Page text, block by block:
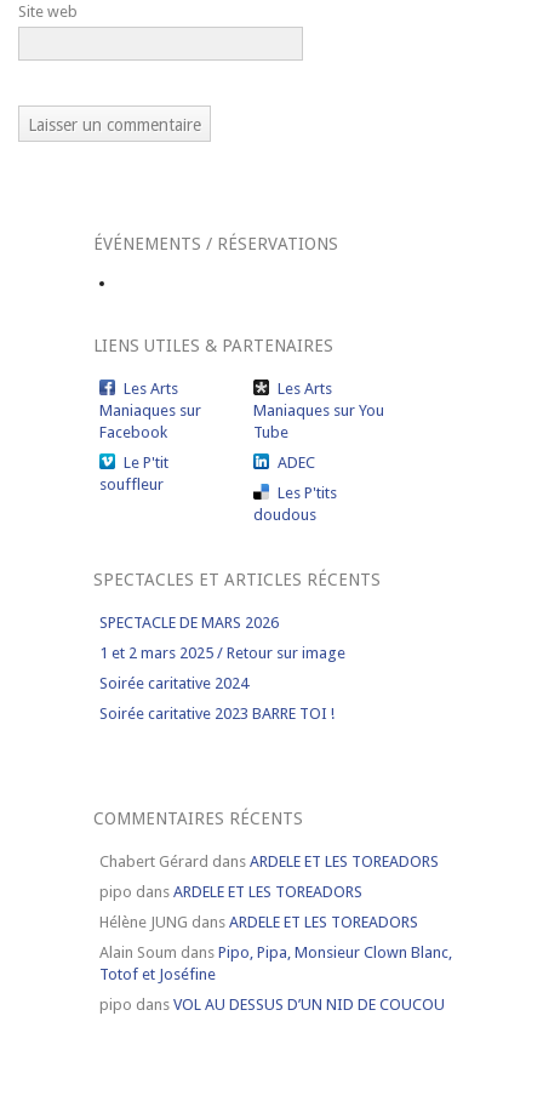
Site web
ÉVÉNEMENTS / RÉSERVATIONS
LIENS UTILES & PARTENAIRES
Les Arts
Maniaques sur
Facebook
Les Arts
Maniaques sur You
Tube
Le P'tit
souffleur
ADEC
Les P'tits
doudous
SPECTACLES ET ARTICLES RÉCENTS
SPECTACLE DE MARS 2026
1 et 2 mars 2025 / Retour sur image
Soirée caritative 2024
Soirée caritative 2023 BARRE TOI !
COMMENTAIRES RÉCENTS
Chabert Gérard dans ARDELE ET LES TOREADORS
pipo dans ARDELE ET LES TOREADORS
Hélène JUNG dans ARDELE ET LES TOREADORS
Alain Soum dans Pipo, Pipa, Monsieur Clown Blanc,
Totof et Joséfine
pipo dans VOL AU DESSUS D’UN NID DE COUCOU